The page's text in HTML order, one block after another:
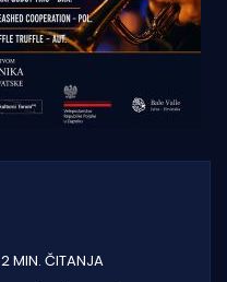
2 MIN. ČITANJA